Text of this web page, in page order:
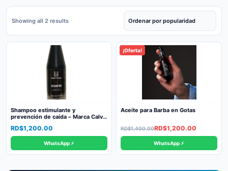
Showing all 2 resultsSorted
Shampoo estimulante y
prevención de caída – Marca Calvo
RD$1,200.00
WhatsApp ⚡
¡Oferta!
Aceite para Barba en Gotas
RD$1,400.00
Original
price
was:
RD$1,400.00.
RD$1,200.00
Current
price
is:
RD$1,200.00.
WhatsApp ⚡